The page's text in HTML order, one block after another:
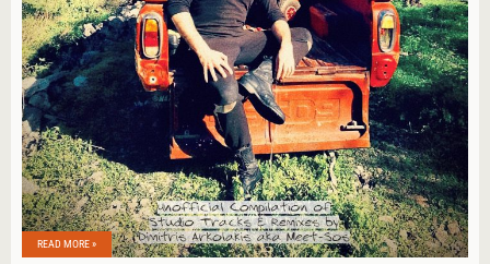
READ MORE »